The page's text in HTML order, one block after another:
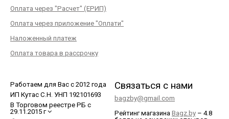
Оплата через "Расчет" (ЕРИП)
Оплата через приложение "Оплати"
Наложенный платеж
Оплата товара в рассрочку
Работаем для Вас с 2012 года
ИП Кутас С.Н. УНП 192101693
В Торговом реестре РБ с
29.11.2015 г
Связаться с нами
bagzby@gmail.com
Рейтинг магазина Bagz.by – 4.8